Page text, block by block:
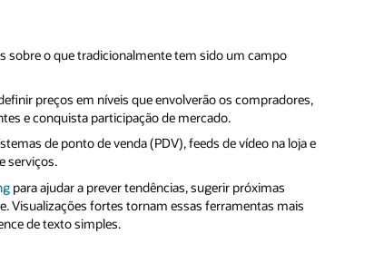
sobre o que tradicionalmente tem sido um campo
preços em níveis que envolverão os compradores,
e conquista participação de mercado.
de ponto de venda (PDV), feeds de vídeo na loja e
serviços.
para ajudar a prever tendências, sugerir próximas
Visualizações fortes tornam essas ferramentas mais
de texto simples.